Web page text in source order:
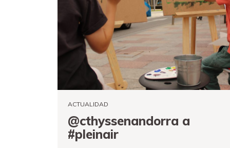
ACTUALIDAD
@cthyssenandorra a
#pleinair
Canal PRO